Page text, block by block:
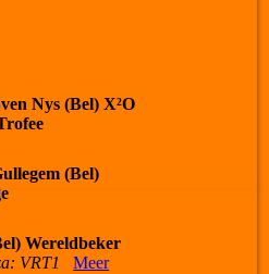
Nys (Bel) X²O
(Bel)
Wereldbeker
VRT1
Meer